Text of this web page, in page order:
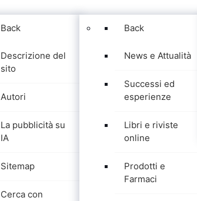
Back
Descrizione del
sito
Autori
La pubblicità su
IA
Sitemap
Cerca con
Back
News e Attualità
Successi ed
esperienze
Libri e riviste
online
Prodotti e
Farmaci